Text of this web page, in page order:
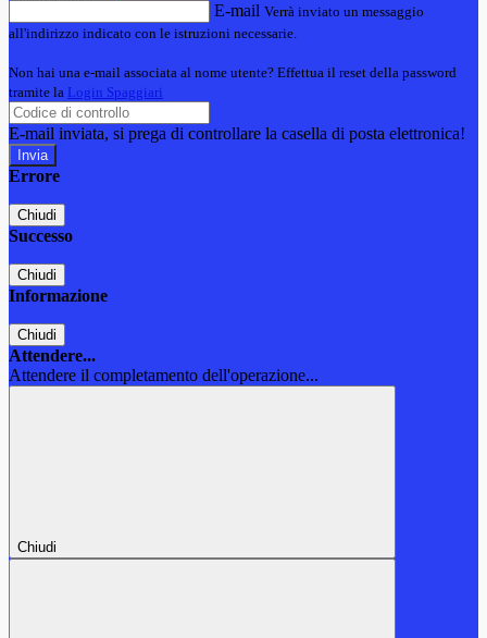
E-mail Verrà inviato un messaggio
all'indirizzo indicato con le istruzioni necessarie.
Non hai una e-mail associata al nome utente? Effettua il reset della password
tramite la Login Spaggiari
E-mail inviata, si prega di controllare la casella di posta elettronica!
Errore
Chiudi
Successo
Chiudi
Informazione
Chiudi
Attendere...
Attendere il completamento dell'operazione...
Chiudi